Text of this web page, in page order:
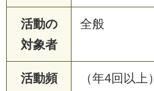
活動の
対象者
全般
活動頻
（年4回以上）